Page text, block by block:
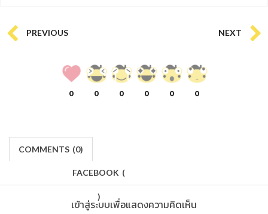
PREVIOUS NEXT
0 0 0 0 0 0
COMMENTS (0)
FACEBOOK (
)
เข้าสู่ระบบเพื่อแสดงความคิดเห็น